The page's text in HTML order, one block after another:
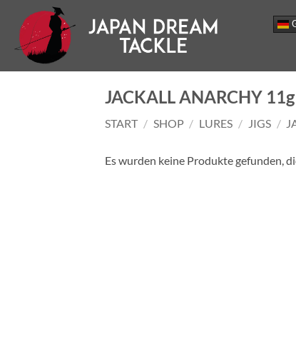
Inhalt
springen
JACKALL ANARCHY 11g
START / SHOP / LURES / JIGS /
Es wurden keine Produkte gefunden,